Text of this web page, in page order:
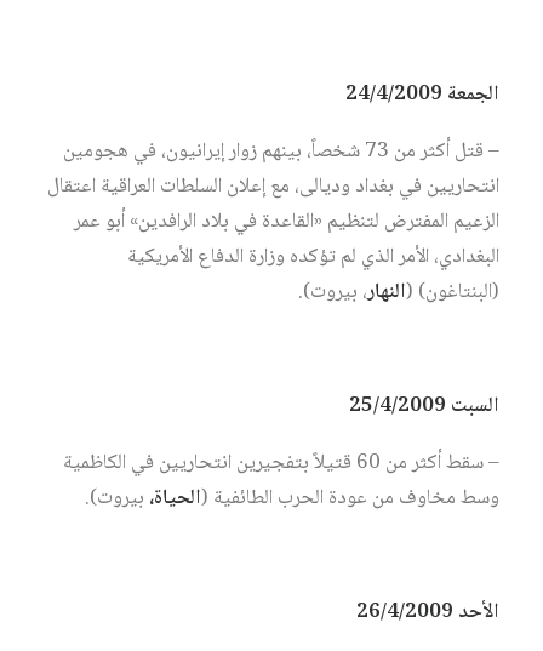
الجمعة 24/4/2009
– قتل أكثر من 73 شخصاً، بينهم زوار إيرانيون، في هجومين
انتحاريين في بغداد وديالى، مع إعلان السلطات العراقية اعتقال
الزعيم المفترض لتنظيم «القاعدة في بلاد الرافدين» أبو عمر
البغدادي، الأمر الذي لم تؤكده وزارة الدفاع الأمريكية
(البنتاغون) (النهار، بيروت).
السبت 25/4/2009
– سقط أكثر من 60 قتيلاً بتفجيرين انتحاريين في الكاظمية
وسط مخاوف من عودة الحرب الطائفية (الحياة، بيروت).
الأحد 26/4/2009